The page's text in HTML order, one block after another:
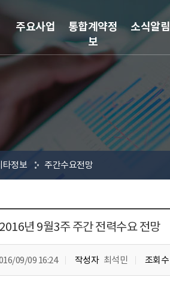
주요사업
통합계약정
보
소식알림
타정보 주간수요전망
2016년 9월3주 주간 전력수요 전망
09/09 16:24 작성자 최석민 조회수